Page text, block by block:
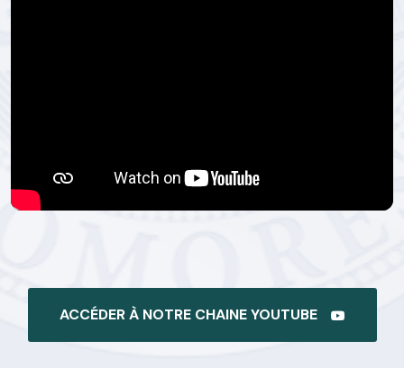
ACCÉDER À NOTRE CHAINE YOUTUBE